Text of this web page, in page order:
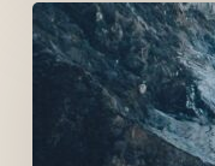
The
incredible
history
Queensland